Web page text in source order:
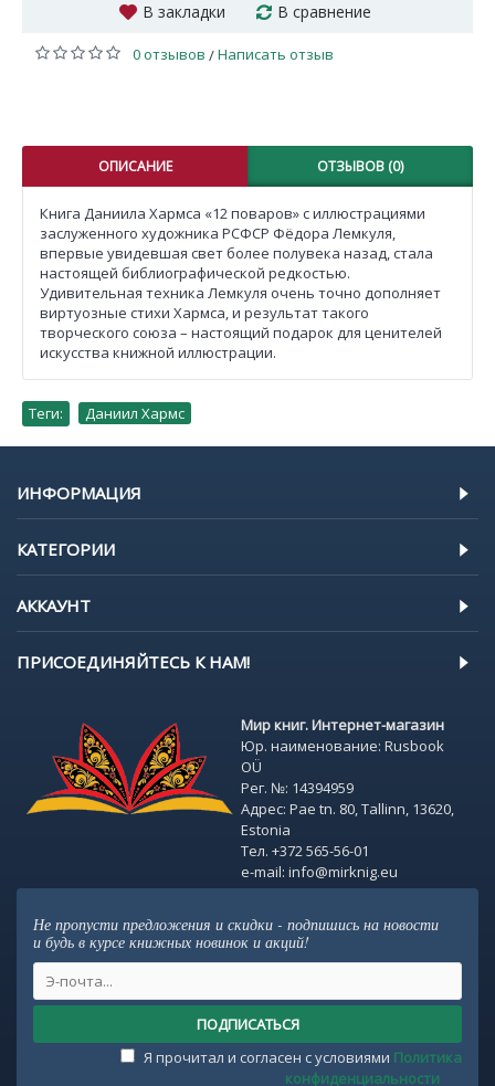
В закладки В сравнение
0 отзывов /Написать отзыв
ОПИСАНИЕ ОТЗЫВОВ (0)
Книга Даниила Хармса «12 поваров» с иллюстрациями
заслуженного художника РСФСР Фёдора Лемкуля,
впервые увидевшая свет более полувека назад, стала
настоящей библиографической редкостью.
Удивительная техника Лемкуля очень точно дополняет
виртуозные стихи Хармса, и результат такого
творческого союза – настоящий подарок для ценителей
искусства книжной иллюстрации.
Теги: Даниил Хармс
ИНФОРМАЦИЯ
КАТЕГОРИИ
АККАУНТ
ПРИСОЕДИНЯЙТЕСЬ К НАМ!
Мир книг. Интернет-магазин
Юр. наименование: Rusbook
OÜ
Рег. №: 14394959
Адрес: Pae tn. 80, Tallinn, 13620,
Estonia
Тел. +372 565-56-01
e-mail: info@mirknig.eu
Не пропусти предложения и скидки - подпишись на новости
и будь в курсе книжных новинок и акций!
ПОДПИСАТЬСЯ
Я прочитал и согласен с условиями Политика
конфиденциальности